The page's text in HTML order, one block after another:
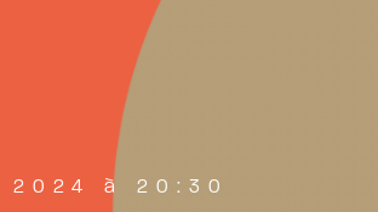
à 20:30